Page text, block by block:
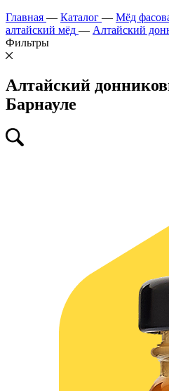
Главная — Каталог — Мёд
алтайский мёд — Алтайский
Фильтры
Алтайский
Барнауле